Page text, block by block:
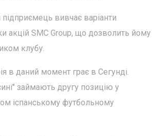
підприємець вивчає варіанти
акцій SMC Group, що дозволить йому
клубу.
в даний момент грає в Сегунді.
займають другу позицію у
іспанському футбольному